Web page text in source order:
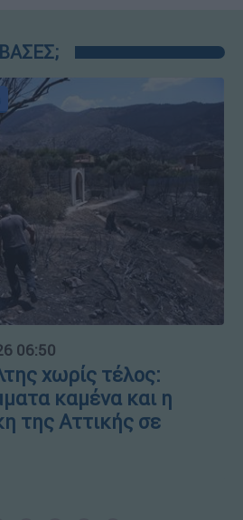
06:50
χωρίς τέλος:
καμένα και η
της Αττικής σε